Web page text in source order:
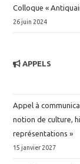
Colloque «
26 juin 2024
APPELS
Appel à
notion de culture,
représentations »
15 janvier 2027